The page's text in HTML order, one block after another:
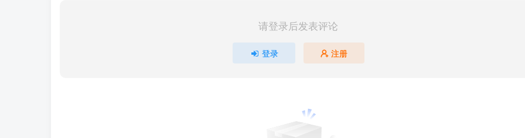
请登录后发表评论
登录 注册